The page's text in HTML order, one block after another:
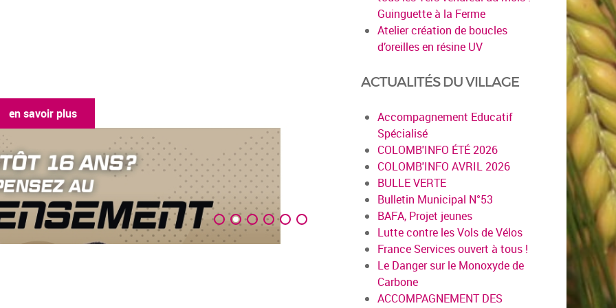
Guinguette à la Ferme
Atelier création de boucles
d’oreilles en résine UV
ACTUALITÉS DU VILLAGE
Accompagnement Educatif
Spécialisé
COLOMB'INFO ÉTÉ 2026
COLOMB'INFO AVRIL 2026
BULLE VERTE
Bulletin Municipal N°53
BAFA, Projet jeunes
Lutte contre les Vols de Vélos
France Services ouvert à tous !
Le Danger sur le Monoxyde de
Carbone
ACCOMPAGNEMENT DES